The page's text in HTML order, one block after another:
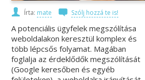
Írta: mate Szólj hozzá te is!
A potenciális ügyfelek megszólítása
weboldalakon keresztül komplex és
több lépcsős folyamat. Magában
foglalja az érdeklődők megszólítását
(Google keresőben és egyéb